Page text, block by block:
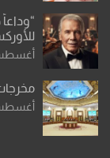
أغسطس 6,
أغسطس 6,